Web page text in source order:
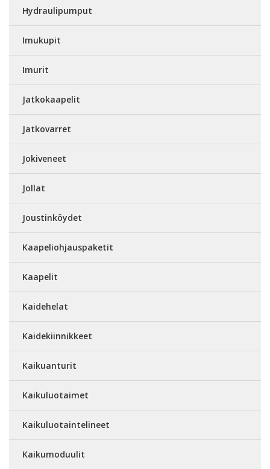
Hydraulipumput
Imukupit
Imurit
Jatkokaapelit
Jatkovarret
Jokiveneet
Jollat
Joustinköydet
Kaapeliohjauspaketit
Kaapelit
Kaidehelat
Kaidekiinnikkeet
Kaikuanturit
Kaikuluotaimet
Kaikuluotaintelineet
Kaikumoduulit